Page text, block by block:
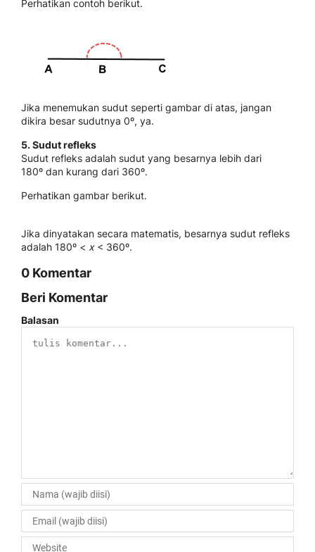
Perhatikan contoh berikut.
Jika menemukan sudut seperti gambar di atas, jangan
dikira besar sudutnya 0º, ya.
5. Sudut refleks
Sudut refleks adalah sudut yang besarnya lebih dari
180º dan kurang dari 360º.
Perhatikan gambar berikut.
Jika dinyatakan secara matematis, besarnya sudut refleks
adalah 180º < x< 360º.
0 Komentar
Beri Komentar
Balasan